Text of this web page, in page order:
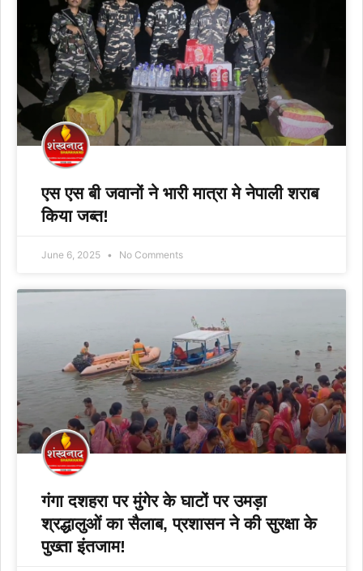
एस एस बी जवानों ने भारी मात्रा मे नेपाली शराब
किया जब्त!
June 6, 2025 No Comments
गंगा दशहरा पर मुंगेर के घाटों पर उमड़ा
श्रद्धालुओं का सैलाब, प्रशासन ने की सुरक्षा के
पुख्ता इंतजाम!